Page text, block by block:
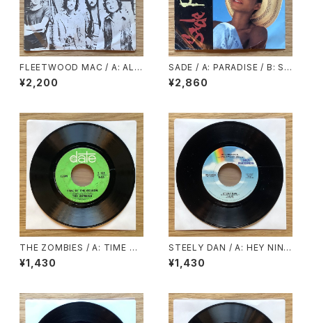
FLEETWOOD MAC / A: ALB
ATROSS / B: NEED YOUR L
OVE SO BAD
¥2,200
SADE / A: PARADISE / B: SU
PER BIEN TOTAL
¥2,860
THE ZOMBIES / A: TIME OF
THE SEASON / B: FRIENDS
OF MINE
¥1,430
STEELY DAN / A: HEY NINE
TEEN / B: BODHISATTVA
¥1,430